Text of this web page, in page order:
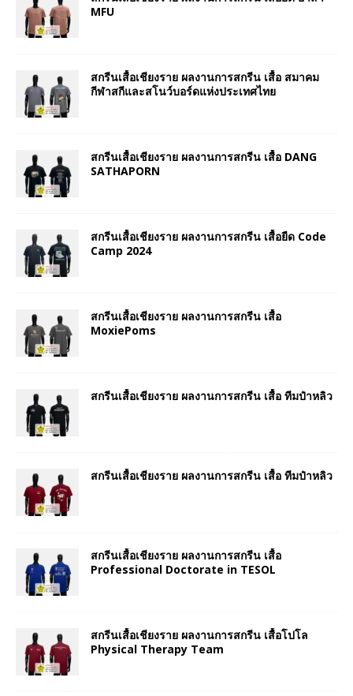
MFU
สกรีนเสื้อเชียงราย ผลงานการสกรีน เสื้อ สมาคม
กีฬาสกีและสโนว์บอร์ดแห่งประเทศไทย
สกรีนเสื้อเชียงราย ผลงานการสกรีน เสื้อ DANG
SATHAPORN
สกรีนเสื้อเชียงราย ผลงานการสกรีน เสื้อยืด Code
Camp 2024
สกรีนเสื้อเชียงราย ผลงานการสกรีน เสื้อ
MoxiePoms
สกรีนเสื้อเชียงราย ผลงานการสกรีน เสื้อ ทีมป๋าหลิว
สกรีนเสื้อเชียงราย ผลงานการสกรีน เสื้อ ทีมป๋าหลิว
สกรีนเสื้อเชียงราย ผลงานการสกรีน เสื้อ
Professional Doctorate in TESOL
สกรีนเสื้อเชียงราย ผลงานการสกรีน เสื้อโปโล
Physical Therapy Team